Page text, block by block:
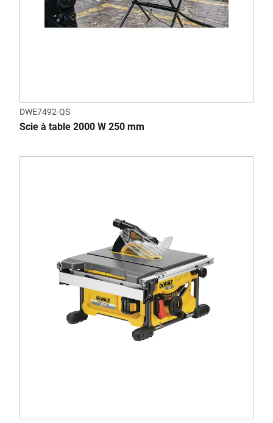
DWE7492-QS
Scie à table 2000 W 250 mm